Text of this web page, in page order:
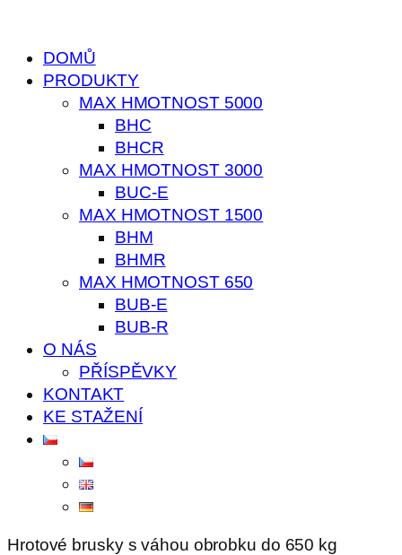
DOMŮ
PRODUKTY
MAX HMOTNOST 5000
BHC
BHCR
MAX HMOTNOST 3000
BUC-E
MAX HMOTNOST 1500
BHM
BHMR
MAX HMOTNOST 650
BUB-E
BUB-R
O NÁS
PŘÍSPĚVKY
KONTAKT
KE STAŽENÍ
Hrotové brusky s váhou obrobku do 650 kg